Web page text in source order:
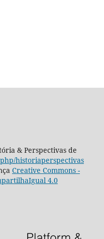
& Perspectivas de
historiaperspectivas
Creative Commons -
4.0